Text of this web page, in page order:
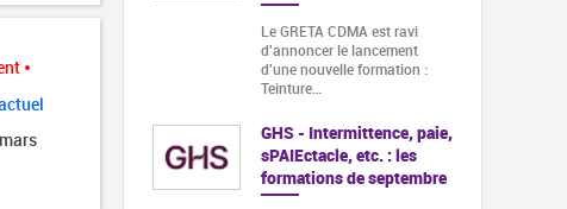
Le GRETA CDMA est ravi
d'annoncer le lancement
d'une nouvelle formation :
Teinture…
GHS - Intermittence, paie,
sPAIEctacle, etc. : les
formations de septembre